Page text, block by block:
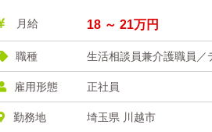
月給 18 ～ 21万円
職種 生活相談員兼介護職員／
雇用形態 正社員
勤務地 埼玉県 川越市